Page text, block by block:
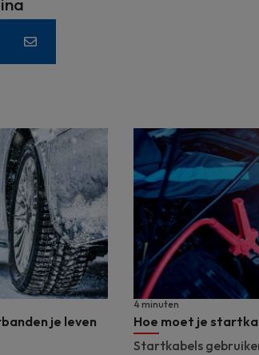
je leven
Hoe moet je
4 minuten
Startkabels